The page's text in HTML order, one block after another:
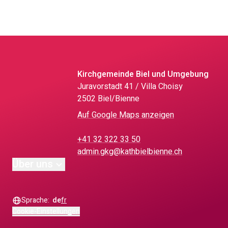
Kirchgemeinde Biel und Umgebung
Juravorstadt 41 / Villa Choisy
2502 Biel/Bienne
Auf Google Maps anzeigen
+41 32 322 33 50
admin.gkg@kathbielbienne.ch
Sprache: defr